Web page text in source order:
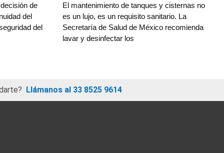
de
del
del
El mantenimiento de tanques y cisternas no
es un lujo, es un requisito sanitario. La
Secretaría de Salud de México recomienda
lavar y desinfectar los
Llámanos al 33 8525 9614